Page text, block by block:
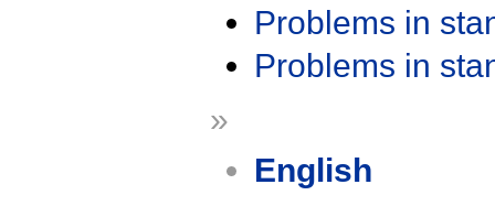
Problems in
Problems in
»
English